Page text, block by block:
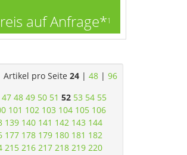
auf Anfrage*1
Artikel pro Seite 24 | 48 | 96
47 48 49 50 51 52 53 54 55
101 102 103 104 105 106
139 140 141 142 143 144
177 178 179 180 181 182
215 216 217 218 219 220